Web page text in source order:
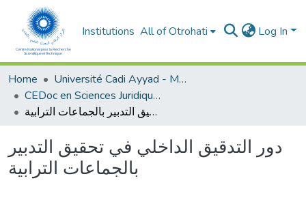
Institutions All of Otrohati Log In
Home
Université Cadi Ayyad - Marrakech
CEDoc en Sciences Juridiques, Economiques, Sociales et de Gestion (CED - SJESG)
دور التدقيق الداخلي في تحقيق التدبير بالجماعات الترابية
دور التدقيق الداخلي في تحقيق التدبير
بالجماعات الترابية